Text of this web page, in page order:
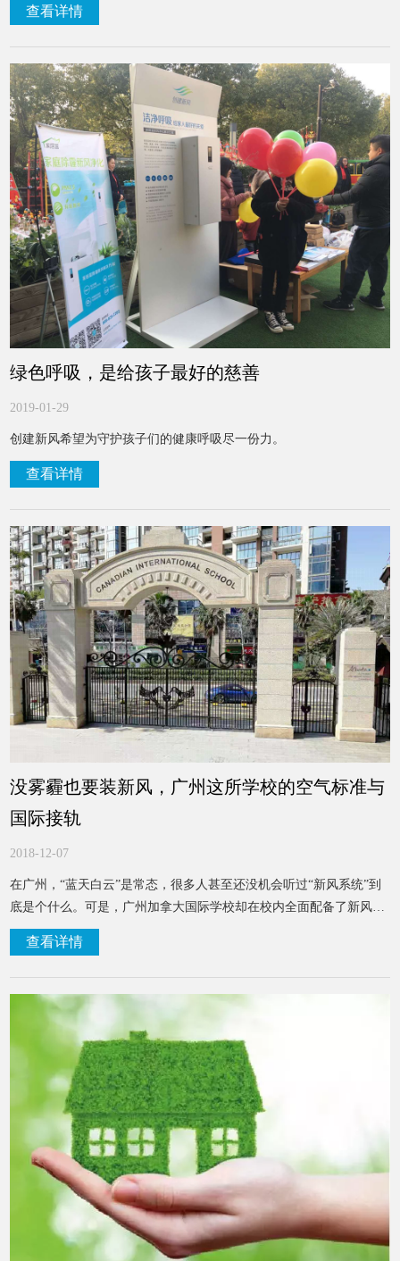
查看详情
绿色呼吸，是给孩子最好的慈善
2019-01-29
创建新风希望为守护孩子们的健康呼吸尽一份力。
查看详情
没雾霾也要装新风，广州这所学校的空气标准与
国际接轨
2018-12-07
在广州，“蓝天白云”是常态，很多人甚至还没机会听过“新风系统”到
底是个什么。可是，广州加拿大国际学校却在校内全面配备了新风系
统。广州这么好的空气，为什么他们要安装新风系统呢？
查看详情